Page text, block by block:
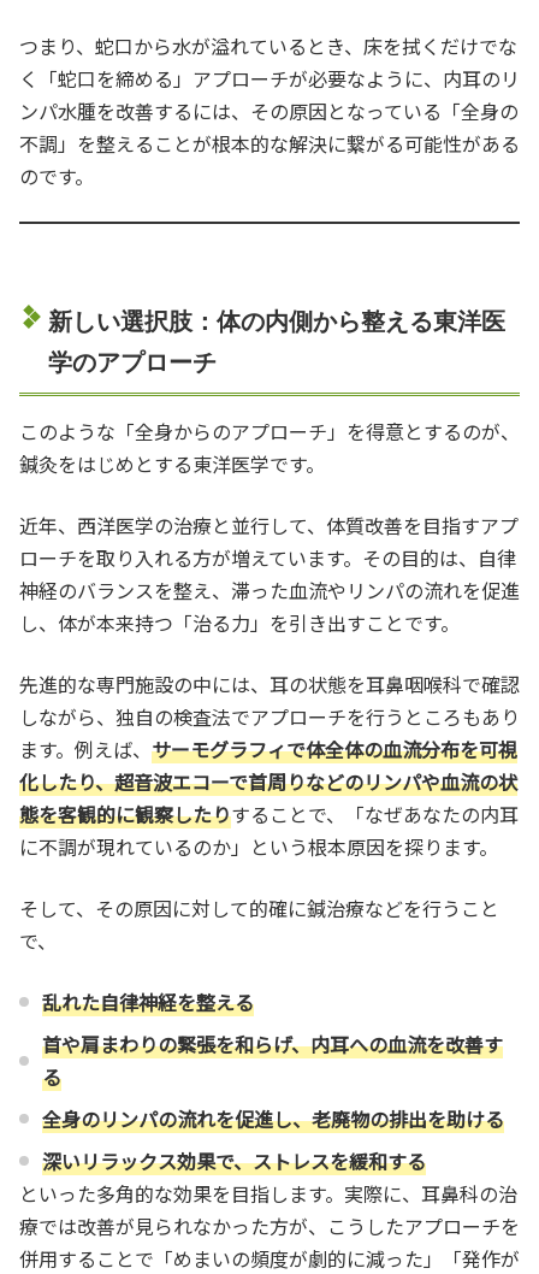
つまり、蛇口から水が溢れているとき、床を拭くだけでな
く「蛇口を締める」アプローチが必要なように、内耳のリ
ンパ水腫を改善するには、その原因となっている「全身の
不調」を整えることが根本的な解決に繋がる可能性がある
のです。
新しい選択肢：体の内側から整える東洋医
学のアプローチ
このような「全身からのアプローチ」を得意とするのが、
鍼灸をはじめとする東洋医学です。
近年、西洋医学の治療と並行して、体質改善を目指すアプ
ローチを取り入れる方が増えています。その目的は、自律
神経のバランスを整え、滞った血流やリンパの流れを促進
し、体が本来持つ「治る力」を引き出すことです。
先進的な専門施設の中には、耳の状態を耳鼻咽喉科で確認
しながら、独自の検査法でアプローチを行うところもあり
ます。例えば、 サーモグラフィで体全体の血流分布を可視
化したり、超音波エコーで首周りなどのリンパや血流の状
態を客観的に観察したりすることで、「なぜあなたの内耳
に不調が現れているのか」という根本原因を探ります。
そして、その原因に対して的確に鍼治療などを行うこと
で、
乱れた自律神経を整える
首や肩まわりの緊張を和らげ、内耳への血流を改善す
る
全身のリンパの流れを促進し、老廃物の排出を助ける
深いリラックス効果で、ストレスを緩和する
といった多角的な効果を目指します。実際に、耳鼻科の治
療では改善が見られなかった方が、こうしたアプローチを
併用することで「めまいの頻度が劇的に減った」「発作が